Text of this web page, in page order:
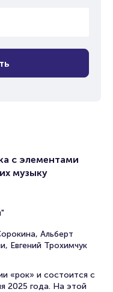
с элементами
музыку
Альберт
Евгений Трохимчук
«рок» и состоится с
2025 года. На этой